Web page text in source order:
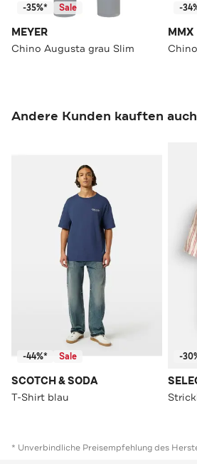
-35%* Sale
MEYER
Chino Augusta grau Slim
-
MMX
Andere Kunden kauften auch
-44%* Sale
SCOTCH & SODA
T-Shirt blau
-
* Unverbindliche Preisempfehlung des